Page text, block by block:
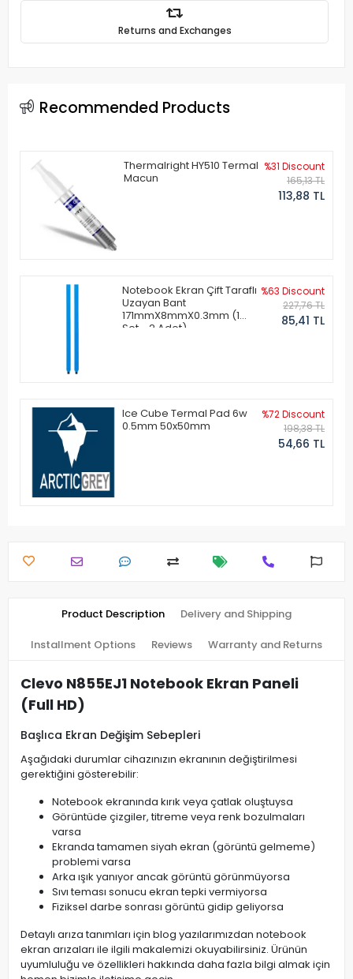
Returns and Exchanges
Recommended Products
Thermalright HY510 Termal
Macun
%31 Discount
165,13 TL
113,88 TL
Notebook Ekran Çift Taraflı
Uzayan Bant
171mmX8mmX0.3mm (1
Set - 2 Adet)
%63 Discount
227,76 TL
85,41 TL
Ice Cube Termal Pad 6w
0.5mm 50x50mm
%72 Discount
198,38 TL
54,66 TL
Product Description Delivery and Shipping
Installment Options Reviews Warranty and Returns
Clevo N855EJ1 Notebook Ekran Paneli
(Full HD)
Başlıca Ekran Değişim Sebepleri
Aşağıdaki durumlar cihazınızın ekranının değiştirilmesi
gerektiğini gösterebilir:
Notebook ekranında kırık veya çatlak oluştuysa
Görüntüde çizgiler, titreme veya renk bozulmaları
varsa
Ekranda tamamen siyah ekran (görüntü gelmeme)
problemi varsa
Arka ışık yanıyor ancak görüntü görünmüyorsa
Sıvı teması sonucu ekran tepki vermiyorsa
Fiziksel darbe sonrası görüntü gidip geliyorsa
Detaylı arıza tanımları için blog yazılarımızdan notebook
ekran arızaları ile ilgili makalemizi okuyabilirsiniz. Ürünün
uyumluluğu ve özellikleri hakkında daha fazla bilgi almak için